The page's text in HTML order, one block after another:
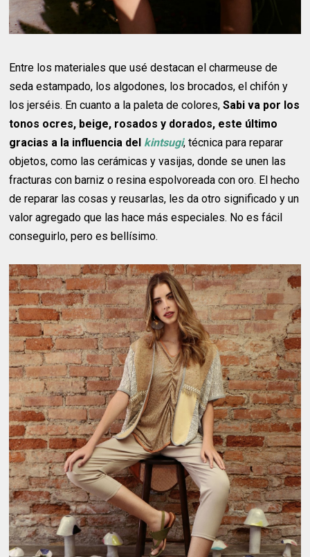
Entre los materiales que usé destacan el charmeuse de
seda estampado, los algodones, los brocados, el chifón y
los jerséis. En cuanto a la paleta de colores,Sabi va por los
tonos ocres, beige, rosados y dorados, este último
gracias a la influencia del kintsugi, técnica para reparar
objetos, como las cerámicas y vasijas, donde se unen las
fracturas con barniz o resina espolvoreada con oro. El hecho
de reparar las cosas y reusarlas, les da otro significado y un
valor agregado que las hace más especiales. No es fácil
conseguirlo, pero es bellísimo.